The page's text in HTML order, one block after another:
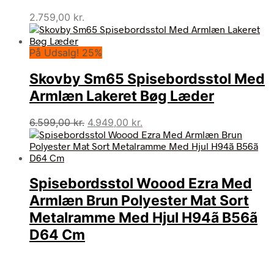
2.759,00 kr.
På Udsalg! 25%
Skovby Sm65 Spisebordsstol Med
Armlæn Lakeret Bøg Læder
6.599,00kr. Den
oprindelige
pris
4.949,00 kr.
aktuelle
pris
Spisebordsstol Woood Ezra Med
Armlæn Brun Polyester Mat Sort
Metalramme Med Hjul H94ã B56ã
D64 Cm